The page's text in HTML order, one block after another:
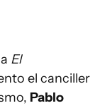
El
el canciller
Pablo